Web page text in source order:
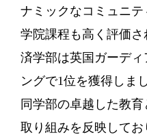
ナミックなコミュニ
学院課程も高く評価
済学部は英国ガーデ
ングで1位を獲得しま
同学部の卓越した教
取り組みを反映して